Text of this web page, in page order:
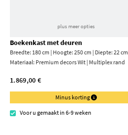
plus meer opties
Boekenkast met deuren
Breedte: 180 cm | Hoogte: 250 cm | Diepte: 22 cm
Materiaal: Premium decors Wit | Multiplex rand
1.869,00 €
Minus korting
Voor u gemaakt in 6-9 weken